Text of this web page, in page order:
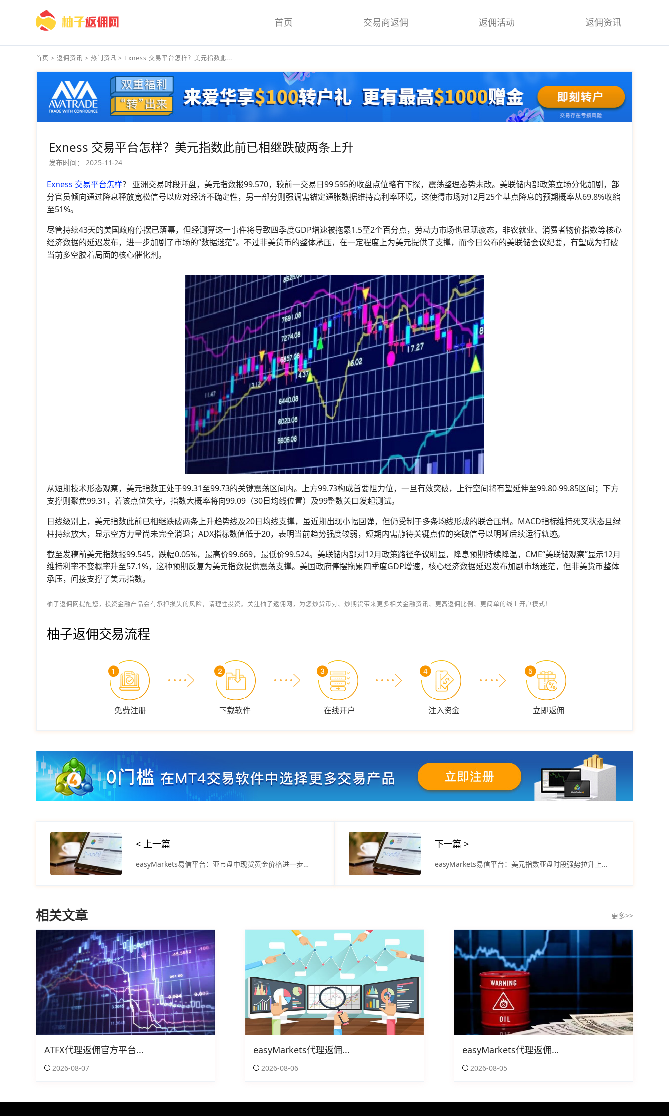
首页 交易商返佣 返佣活动 返佣资讯
首页 > 返佣资讯 > 热门资讯 > Exness 交易平台怎样？美元指数此...
Exness 交易平台怎样？美元指数此前已相继跌破两条上升
发布时间： 2025-11-24
Exness 交易平台怎样？ 亚洲交易时段开盘，美元指数报99.570，较前一交易日99.595的收盘点位略有下探，震荡整理态势未改。美联储内部政策立场分化加剧，部
分官员倾向通过降息释放宽松信号以应对经济不确定性，另一部分则强调需锚定通胀数据维持高利率环境，这使得市场对12月25个基点降息的预期概率从69.8%收缩
至51%。
尽管持续43天的美国政府停摆已落幕，但经测算这一事件将导致四季度GDP增速被拖累1.5至2个百分点，劳动力市场也显现疲态，非农就业、消费者物价指数等核心
经济数据的延迟发布，进一步加剧了市场的“数据迷茫”。不过非美货币的整体承压，在一定程度上为美元提供了支撑，而今日公布的美联储会议纪要，有望成为打破
当前多空胶着局面的核心催化剂。
从短期技术形态观察，美元指数正处于99.31至99.73的关键震荡区间内。上方99.73构成首要阻力位，一旦有效突破，上行空间将有望延伸至99.80-99.85区间；下方
支撑则聚焦99.31，若该点位失守，指数大概率将向99.09（30日均线位置）及99整数关口发起测试。
日线级别上，美元指数此前已相继跌破两条上升趋势线及20日均线支撑，虽近期出现小幅回弹，但仍受制于多条均线形成的联合压制。MACD指标维持死叉状态且绿
柱持续放大，显示空方力量尚未完全消退；ADX指标数值低于20，表明当前趋势强度较弱，短期内需静待关键点位的突破信号以明晰后续运行轨迹。
截至发稿前美元指数报99.545，跌幅0.05%，最高价99.669，最低价99.524。美联储内部对12月政策路径争议明显，降息预期持续降温，CME“美联储观察”显示12月
维持利率不变概率升至57.1%，这种预期反复为美元指数提供震荡支撑。美国政府停摆拖累四季度GDP增速，核心经济数据延迟发布加剧市场迷茫，但非美货币整体
承压，间接支撑了美元指数。
柚子返佣网提醒您，投资金融产品会有承担损失的风险，请理性投资。关注柚子返佣网，为您炒货币对、炒期货带来更多相关金融资讯、更高返佣比例、更简单的线上开户模式！
柚子返佣交易流程
免费注册 下载软件 在线开户 注入资金 立即返佣
< 上一篇
easyMarkets易信平台：亚市盘中现货黄金价格进一步下滑
下一篇 >
easyMarkets易信平台：美元指数亚盘时段强势拉升上行趋势持续巩固
相关文章 更多>>
ATFX代理返佣官方平台...
2026-08-07
easyMarkets代理返佣...
2026-08-06
easyMarkets代理返佣...
2026-08-05